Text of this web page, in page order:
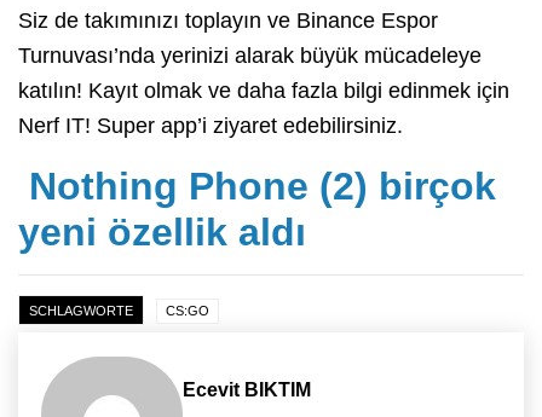
Siz de takımınızı toplayın ve Binance Espor
Turnuvası’nda yerinizi alarak büyük mücadeleye
katılın! Kayıt olmak ve daha fazla bilgi edinmek için
Nerf IT! Super app’i ziyaret edebilirsiniz.
Nothing Phone (2) birçok
yeni özellik aldı
SCHLAGWORTE CS:GO
Ecevit BIKTIM